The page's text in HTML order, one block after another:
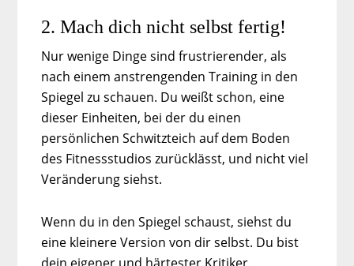
2. Mach dich nicht selbst fertig!
Nur wenige Dinge sind frustrierender, als
nach einem anstrengenden Training in den
Spiegel zu schauen. Du weißt schon, eine
dieser Einheiten, bei der du einen
persönlichen Schwitzteich auf dem Boden
des Fitnessstudios zurücklässt, und nicht viel
Veränderung siehst.
Wenn du in den Spiegel schaust, siehst du
eine kleinere Version von dir selbst. Du bist